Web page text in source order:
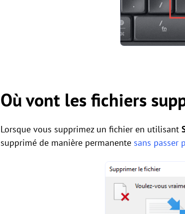
O­ù vont les fichiers
Lorsque vous supprimez un fichier en utilisant
supprimé de manière permanente sans passer